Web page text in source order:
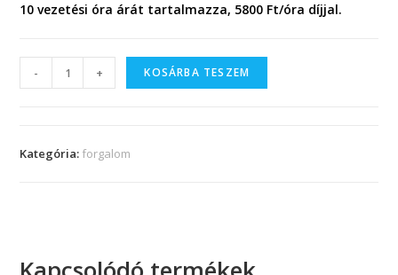
10 vezetési óra árát tartalmazza, 5800 Ft/óra díjjal.
- + KOSÁRBA TESZEM
Kategória: forgalom